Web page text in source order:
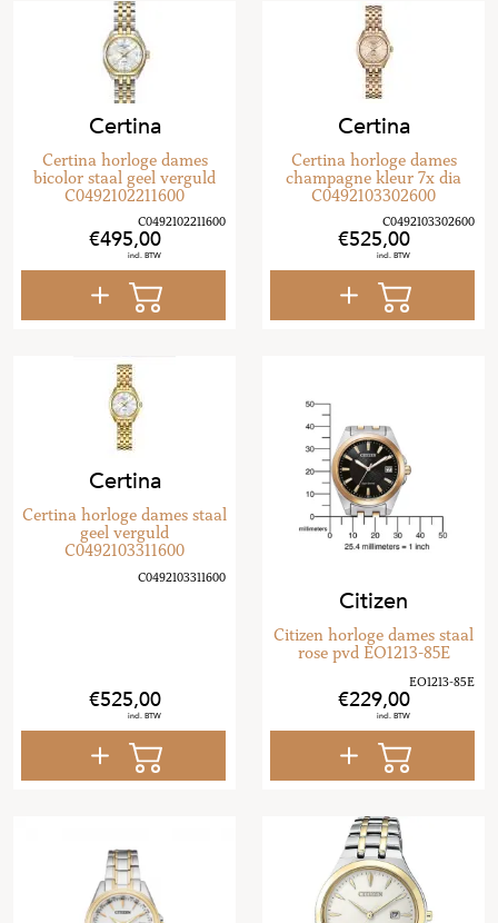
Certina
Certina horloge dames
bicolor staal geel verguld
C0492102211600
495,00
Certina
Certina horloge dames
champagne kleur 7x dia
C0492103302600
525,00
Certina
Certina horloge dames staal
geel verguld
C0492103311600
525,00
Citizen
Citizen horloge dames staal
rose pvd EO1213-85E
229,00